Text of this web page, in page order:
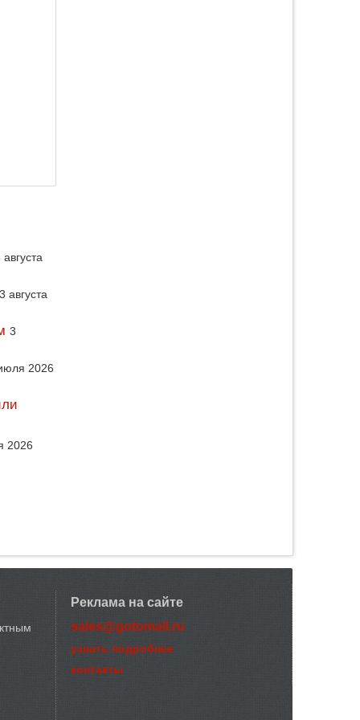
августа
3 августа
3
2026
2026
Реклама на сайте
sales@gotomall.ru
узнать подробнее
контакты